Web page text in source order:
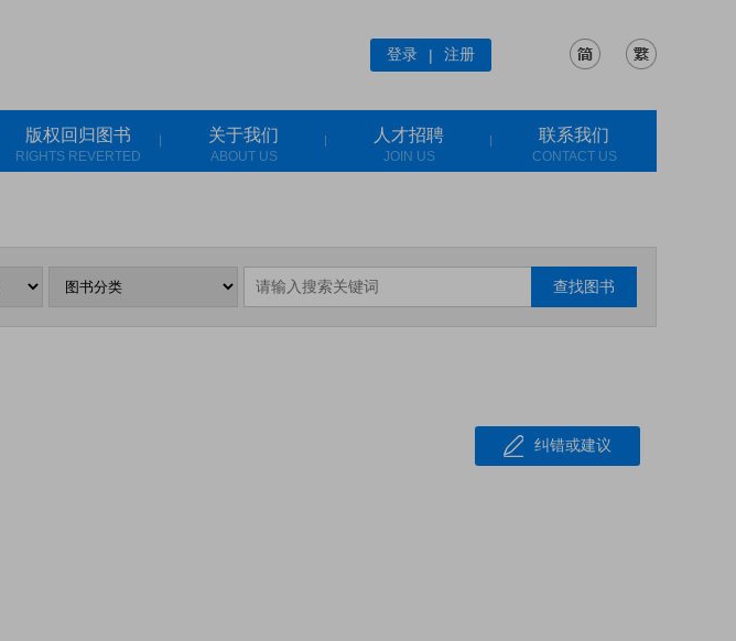
登录 | 注册
版权回归图书
RIGHTS REVERTED
关于我们
ABOUT US
人才招聘
JOIN US
联系我们
CONTACT US
查找图书
纠错或建议